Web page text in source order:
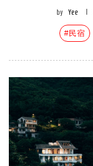
by Yee
#民宿